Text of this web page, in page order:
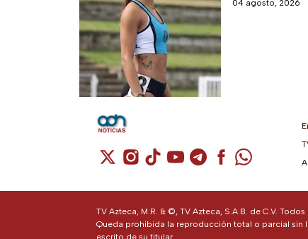
04 agosto, 2026
Cuenta de X / Twitter (se abre en una
Cuenta de Instagram (se abre en
Cuenta de TikTok (se abre
Cuenta de YouTube (se
Cuenta deCuenta de
Cuenta de
TV Azteca, M.R. & ©, TV Azteca, S.A.B. de C.V.
Queda prohibida la reproducción total o parcial sin